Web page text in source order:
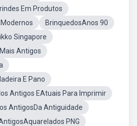
Em Produtos
BrinquedosAnos 90
Singapore
Antigos
E Pano
Antigos EAtuais Para Imprimir
AntigosDa Antiguidade
PNG